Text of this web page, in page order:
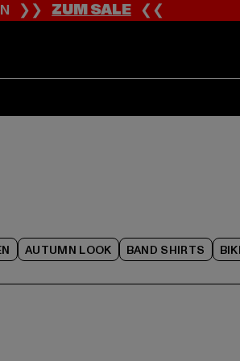
❯❯ZUM SALE❮❮
AUTUMN LOOK BAND SHIRTS